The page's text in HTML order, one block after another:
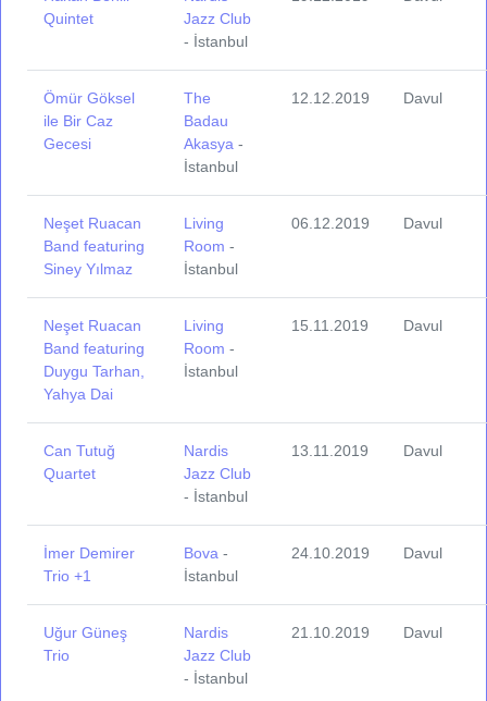
Quintet
Jazz Club
- İstanbul
Ömür Göksel
ile Bir Caz
Gecesi
The
Badau
Akasya -
İstanbul
12.12.2019 Davul
Neşet Ruacan
Band featuring
Siney Yılmaz
Living
Room -
İstanbul
06.12.2019 Davul
Neşet Ruacan
Band featuring
Duygu Tarhan,
Yahya Dai
Living
Room -
İstanbul
15.11.2019 Davul
Can Tutuğ
Quartet
Nardis
Jazz Club
- İstanbul
13.11.2019 Davul
İmer Demirer
Trio +1
Bova -
İstanbul
24.10.2019 Davul
Uğur Güneş
Trio
Nardis
Jazz Club
- İstanbul
21.10.2019 Davul